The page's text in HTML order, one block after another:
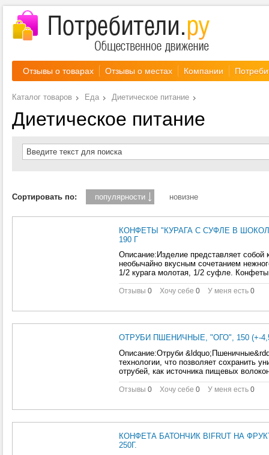
Отзывы о товарах Отзывы о местах Компании
Каталог товаров Еда Диетическое питание
Диетическое питание
Введите текст для поиска
Сортировать по: популярности новизне
КОНФЕТЫ "КУРАГА С СУФЛЕ В
190 Г
Описание:Изделие представляет собой
необычайно вкусным сочетанием
1/2 курага молотая, 1/2 суфле.
Отзывы 0 Хочу себе 0 У меня есть 0
ОТРУБИ ПШЕНИЧНЫЕ, "ОГО", 150 (+-
Описание:Отруби
технологии, что позволяет сохранить
отрубей, как источника пищевых
Отзывы 0 Хочу себе 0 У меня есть 0
КОНФЕТА БАТОНЧИК BIFRUT НА
250Г.